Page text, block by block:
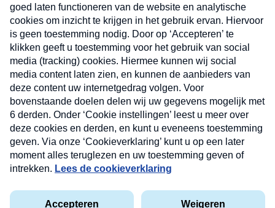
Verzend
Privacyverklaring
Cookieverklaring
Nieuwsbrief
Neem hier een gratis abonnement op onze
nieuwsbrief. Elke vrijdag- en dinsdagochtend in uw